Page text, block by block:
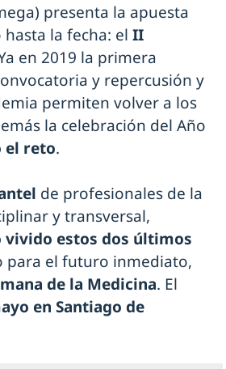
presenta la apuesta
la fecha: el II
en 2019 la primera
y repercusión y
permiten volver a los
la celebración del Año
el reto.
de profesionales de la
y transversal,
vivido estos dos últimos
para el futuro inmediato,
de la Medicina. El
en Santiago de